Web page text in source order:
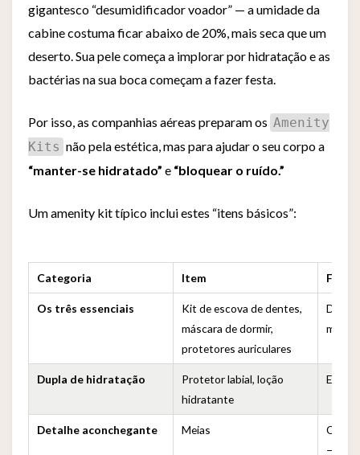
gigantesco “desumidificador voador” — a umidade da
cabine costuma ficar abaixo de 20%, mais seca que um
deserto. Sua pele começa a implorar por hidratação e as
bactérias na sua boca começam a fazer festa.
Por isso, as companhias aéreas preparam os Amenity
Kits não pela estética, mas para ajudar o seu corpo a
“manter-se hidratado” e “bloquear o ruído.”
Um amenity kit típico inclui estes “itens básicos”:
Categoria Item
Os três essenciais
Kit de escova de dentes,
máscara de dormir,
protetores auriculares
Dupla de hidratação
Protetor labial, loção
hidratante
Evitar
Detalhe aconchegante Meias
O
—